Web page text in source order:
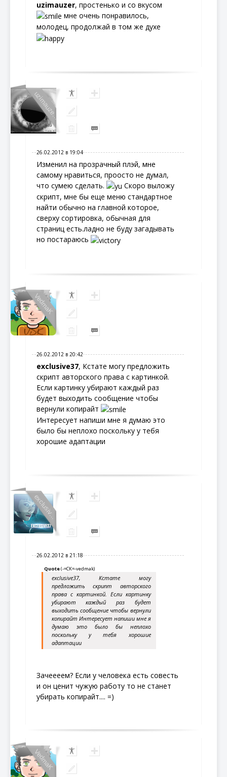
uzimauzer, простенько и со вкусом
мне очень понравилось,
молодец, продолжай в том же духе
uzimauze...
26.02.2012 в 19:04
Изменил на прозрачный плэй, мне
самому нравиться, проосто не думал,
что сумею сделать.
Скоро выложу
скрипт, мне бы еще меню стандартное
найти обычно на главной которое,
сверху сортировка, обычная для
страниц есть.ладно не буду загадывать
но постараюсь
VedmaK
26.02.2012 в 20:42
exclusive37, Кстате могу предложить
скрипт авторского права с картинкой.
Если картинку убирают каждый раз
будет выходить сообщение чтобы
вернули копирайт
Интересует напиши мне я думаю это
было бы неплохо поскольку у тебя
хорошие адаптации
exclusiv...
26.02.2012 в 21:18
Quote(-=СК=-vedmak)
exclusive37, Кстате могу
предложить скрипт авторского
права с картинкой. Если картинку
убирают каждый раз будет
выходить сообщение чтобы вернули
копирайт Интересует напиши мне я
думаю это было бы неплохо
поскольку у тебя хорошие
адаптации
Зачеееем? Если у человека есть совесть
и он ценит чужую работу то не станет
убирать копирайт.... =)
VedmaK